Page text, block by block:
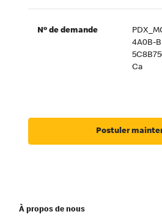
Nº de demande
4A0B-
Ca
Postuler
À propos de nous